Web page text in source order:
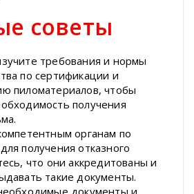
советы
требования и нормы
по сертификации и
пиломатериалов, чтобы
получения
органам по
получения отказного
что они аккредитованы и
такие документы.
документы и